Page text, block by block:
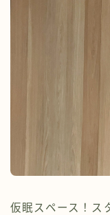
仮眠スペース！ス